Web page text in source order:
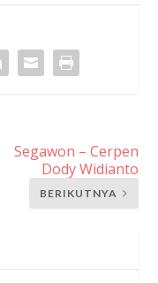
Segawon – Cerpen
Dody Widianto
BERIKUTNYA